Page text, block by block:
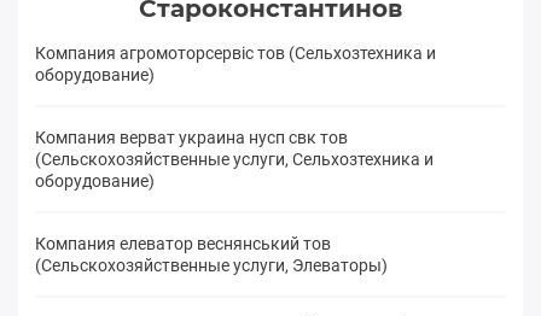
Староконстантинов
Компания агромоторсервіс тов (Сельхозтехника и
оборудование)
Компания верват украина нусп свк тов
(Сельскохозяйственные услуги, Сельхозтехника и
оборудование)
Компания елеватор веснянський тов
(Сельскохозяйственные услуги, Элеваторы)